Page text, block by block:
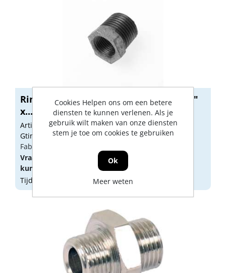
Ringnippel no.241 gegalvaniseerd 11/4"
x...
Artikelnummer: 1795279
Gtin: 8712219204910
Fabrikant artikel nummer: 1709013
Vraag een
aan oflog in
kunnen zien.
Tijdelijk niet op voorraad
Cookies Helpen ons om een betere
diensten te kunnen verlenen. Als je
gebruik wilt maken van onze diensten
stem je toe om cookies te gebruiken
Ok
Meer weten